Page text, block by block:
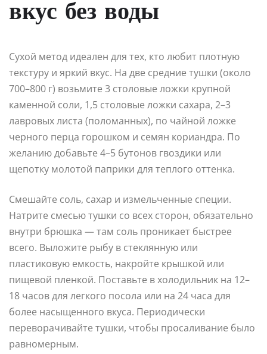
вкус без воды
Сухой метод идеален для тех, кто любит плотную
текстуру и яркий вкус. На две средние тушки (около
700–800 г) возьмите 3 столовые ложки крупной
каменной соли, 1,5 столовые ложки сахара, 2–3
лавровых листа (поломанных), по чайной ложке
черного перца горошком и семян кориандра. По
желанию добавьте 4–5 бутонов гвоздики или
щепотку молотой паприки для теплого оттенка.
Смешайте соль, сахар и измельченные специи.
Натрите смесью тушки со всех сторон, обязательно
внутри брюшка — там соль проникает быстрее
всего. Выложите рыбу в стеклянную или
пластиковую емкость, накройте крышкой или
пищевой пленкой. Поставьте в холодильник на 12–
18 часов для легкого посола или на 24 часа для
более насыщенного вкуса. Периодически
переворачивайте тушки, чтобы просаливание было
равномерным.